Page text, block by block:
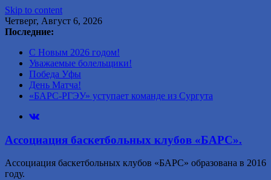
Skip to content
Четверг, Август 6, 2026
Последние:
С Новым 2026 годом!
Уважаемые болельщики!
Победа Уфы
День Матча!
«БАРС-РГЭУ» уступает команде из Сургута
Ассоциация баскетбольных клубов «БАРС».
Ассоциация баскетбольных клубов «БАРС» образована в 2016
году.